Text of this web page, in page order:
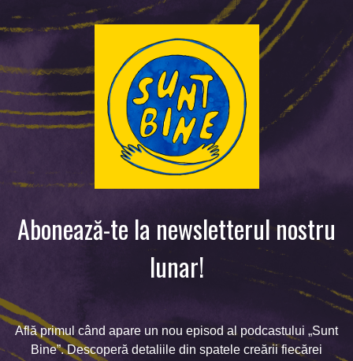
Abonează-te la newsletterul nostru
lunar!
Află primul când apare un nou episod al podcastului „Sunt
Bine”. Descoperă detaliile din spatele creării fiecărei